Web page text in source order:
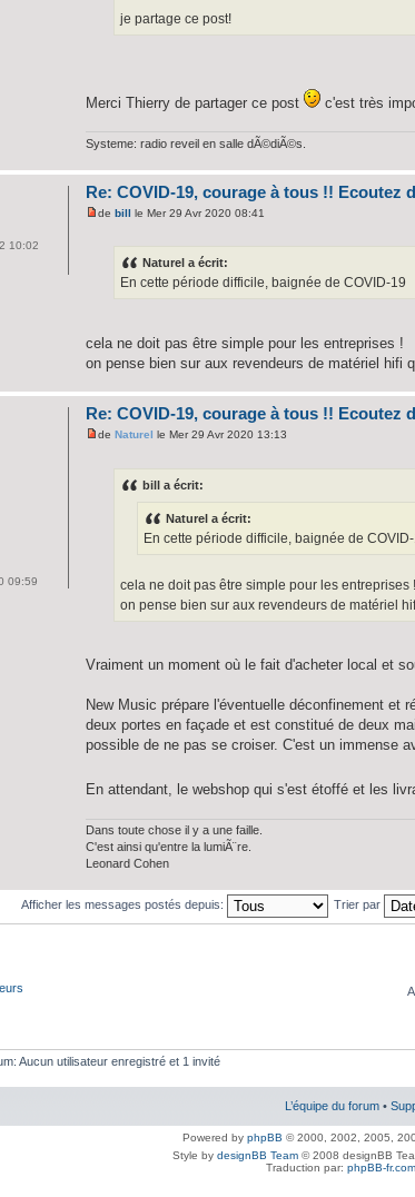
je partage ce post!
Merci Thierry de partager ce post c'est très
Systeme: radio reveil en salle dÃ©diÃ©s.
Re: COVID-19, courage à tous !! Ecoutez
debill le Mer 29 Avr 2020 08:41
Naturel a écrit:
En cette période difficile, baignée de COVID-19
cela ne doit pas être simple pour les entreprises !
on pense bien sur aux revendeurs de matériel hifi
10:02
Re: COVID-19, courage à tous !! Ecoutez
deNaturel le Mer 29 Avr 2020 13:13
bill a écrit:
Naturel a écrit:
En cette période difficile, baignée de
cela ne doit pas être simple pour les entreprises !
on pense bien sur aux revendeurs de matériel
Vraiment un moment où le fait d'acheter local et
New Music prépare l'éventuelle déconfinement et
deux portes en façade et est constitué de deux
possible de ne pas se croiser. C'est un immense
En attendant, le webshop qui s'est étoffé et les
Dans toute chose il y a une faille.
C'est ainsi qu'entre la lumiÃ¨re.
Leonard Cohen
09:59
Afficher les messages postés depuis: Trier par
Aucun utilisateur enregistré et 1 invité
L’équipe du forum •
Powered by phpBB © 2000, 2002, 2005,
Style by designBB Team © 2008 designBB
Traduction par: phpBB-fr.com